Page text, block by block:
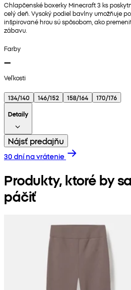
Chlapčenské boxerky Minecraft 3 ks
celý deň. Vysoký podiel bavlny umožňuje
inšpirované hrou sú spôsobom, ako
zábavu.
Farby
Veľkosti
134/140 146/152 158/164
170/176
Detaily
Nájsť predajňu
30 dní na vrátenie
Produkty, ktoré by
páčiť